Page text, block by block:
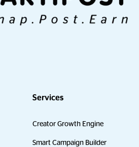
Services
Creator Growth Engine
Smart Campaign Builder